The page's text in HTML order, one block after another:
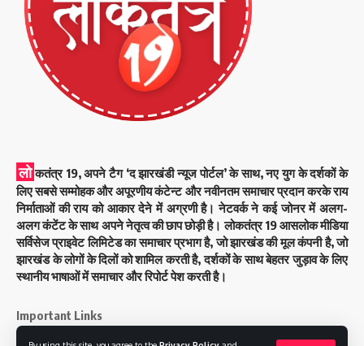
लो कतंत्र 19, अपने टैग ‘द झारखंडी न्यूज पोर्टल’ के साथ, नए युग के दर्शकों के
लिए सबसे सम्मोहक और अपूरणीय कंटेन्ट और नवीनतम समाचार प्रदान करके राय
निर्माताओं की राय को आकार देने में अग्रणी है। नेटवर्क ने कई जोनर में अलग-
अलग कंटेंट के साथ अपने नेतृत्व की छाप छोड़ी है। लोकतंत्र 19 आसलोक मीडिया
सर्विसेज प्राइवेट लिमिटेड का समाचार प्रभाग है, जो झारखंड की मूल कंपनी है, जो
झारखंड के लोगों के दिलों को शामिल करती है, दर्शकों के साथ बेहतर जुड़ाव के लिए
स्थानीय भाषाओं में समाचार और रिपोर्ट पेश करती है।
Important Links